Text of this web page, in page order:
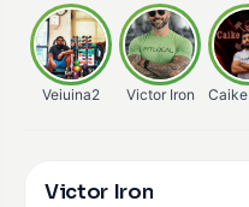
Veiuina2 Victor Iron
Premium
Victor Iron